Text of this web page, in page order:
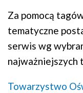
Za pomocą
tematyczne
serwis wg
najważniejszych
Towarzystwo